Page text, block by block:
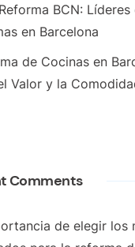
BCN: Líderes
en Barcelona
de Cocinas en
Valor y la
Comments
de elegir los